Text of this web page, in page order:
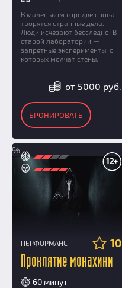
В маленьком городке снова
творятся странные дела.
Люди исчезают бесследно. В
старой лаборатории —
запретные эксперименты, о
которых молчат стены.
от 5000 руб.
БРОНИРОВАТЬ
%
12+
ПЕРФОРМАНС 10
Проклятие монахини
60 минут